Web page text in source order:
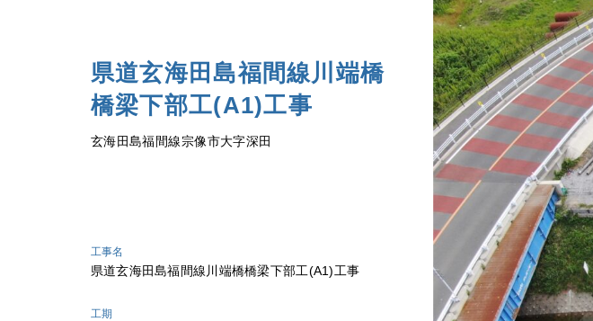
県道玄海田島福間線川端橋
橋梁下部工(A1)工事
玄海田島福間線宗像市大字深田
工事名
県道玄海田島福間線川端橋橋梁下部工(A1)工事
工期